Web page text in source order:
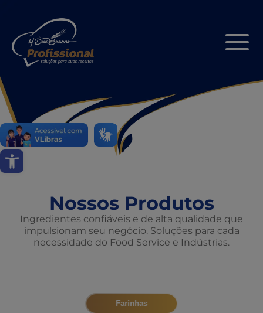
Abrir a barra de ferramentas
Nossos Produtos
Ingredientes confiáveis e de alta qualidade que
impulsionam seu negócio. Soluções para cada
necessidade do Food Service e Indústrias.
Farinhas